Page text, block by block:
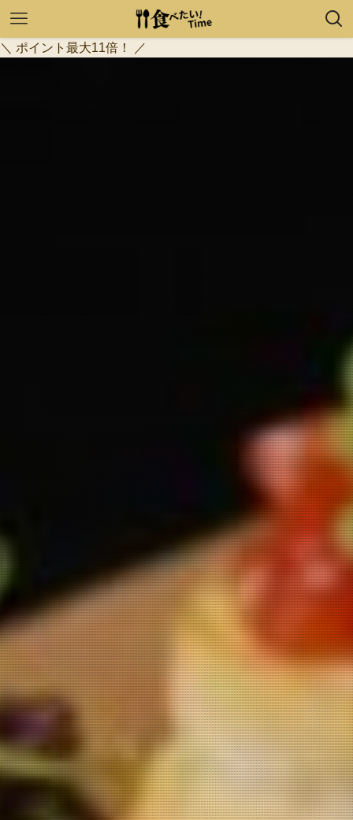
＼ ポイント最大11倍！ ／